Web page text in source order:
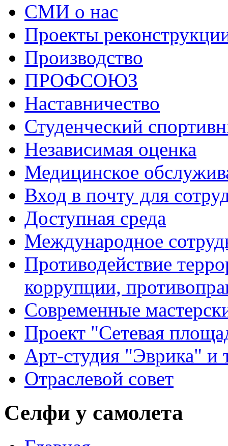
СМИ о нас
Проекты
Производство
ПРОФСОЮЗ
Наставничество
Студенческий
Независимая оценка
Медицинское
Вход в почту для
Доступная среда
Международное
Противодействие
коррупции,
Современные
Проект "Сетевая
Арт-студия "Эврика" и
Отраслевой совет
Селфи у самолета